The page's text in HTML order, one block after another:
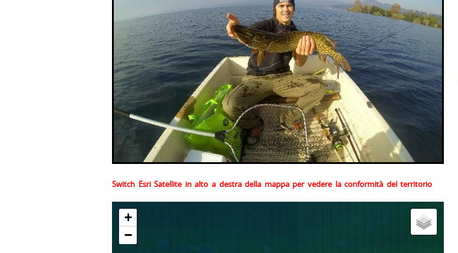
Switch Esri Satellite in alto a destra della mappa per vedere la conformità del territorio
+
−